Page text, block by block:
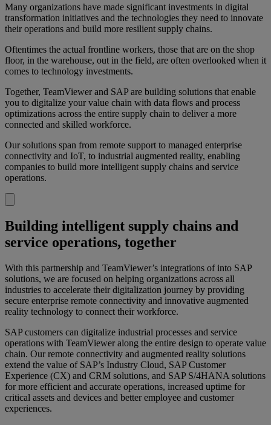
Many organizations have made significant investments in digital
transformation initiatives and the technologies they need to innovate
their operations and build more resilient supply chains.
Oftentimes the actual frontline workers, those that are on the shop
floor, in the warehouse, out in the field, are often overlooked when it
comes to technology investments.
Together, TeamViewer and SAP are building solutions that enable
you to digitalize your value chain with data flows and process
optimizations across the entire supply chain to deliver a more
connected and skilled workforce.
Our solutions span from remote support to managed enterprise
connectivity and IoT, to industrial augmented reality, enabling
companies to build more intelligent supply chains and service
operations.
Building intelligent supply chains and
service operations, together
With this partnership and TeamViewer’s integrations of into SAP
solutions, we are focused on helping organizations across all
industries to accelerate their digitalization journey by providing
secure enterprise remote connectivity and innovative augmented
reality technology to connect their workforce.
SAP customers can digitalize industrial processes and service
operations with TeamViewer along the entire design to operate value
chain. Our remote connectivity and augmented reality solutions
extend the value of SAP’s Industry Cloud, SAP Customer
Experience (CX) and CRM solutions, and SAP S/4HANA solutions
for more efficient and accurate operations, increased uptime for
critical assets and devices and better employee and customer
experiences.